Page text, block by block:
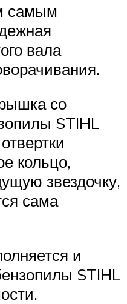
самым
вала
со
STIHL
кольцо,
звездочку,
сама
и
STIHL